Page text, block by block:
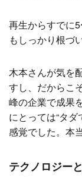
再生からすでに
もしっかり根づ
木本さんが気を
すし、だからこ
峰の企業で成果
にとっては“タ
感覚でした。本
テクノロジー